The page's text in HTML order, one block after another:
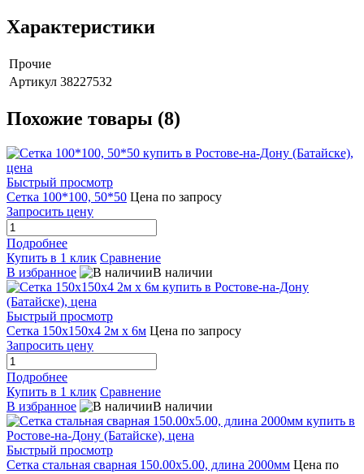
Характеристики
Прочие
Артикул 38227532
Похожие товары (8)
Быстрый просмотр
Сетка 100*100, 50*50 Цена по запросу
Запросить цену
Подробнее
Купить в 1 клик Сравнение
В избранное
В наличии
Быстрый просмотр
Сетка 150х150х4 2м х 6м Цена по запросу
Запросить цену
Подробнее
Купить в 1 клик Сравнение
В избранное
В наличии
Быстрый просмотр
Сетка стальная сварная 150.00x5.00, длина 2000мм Цена по